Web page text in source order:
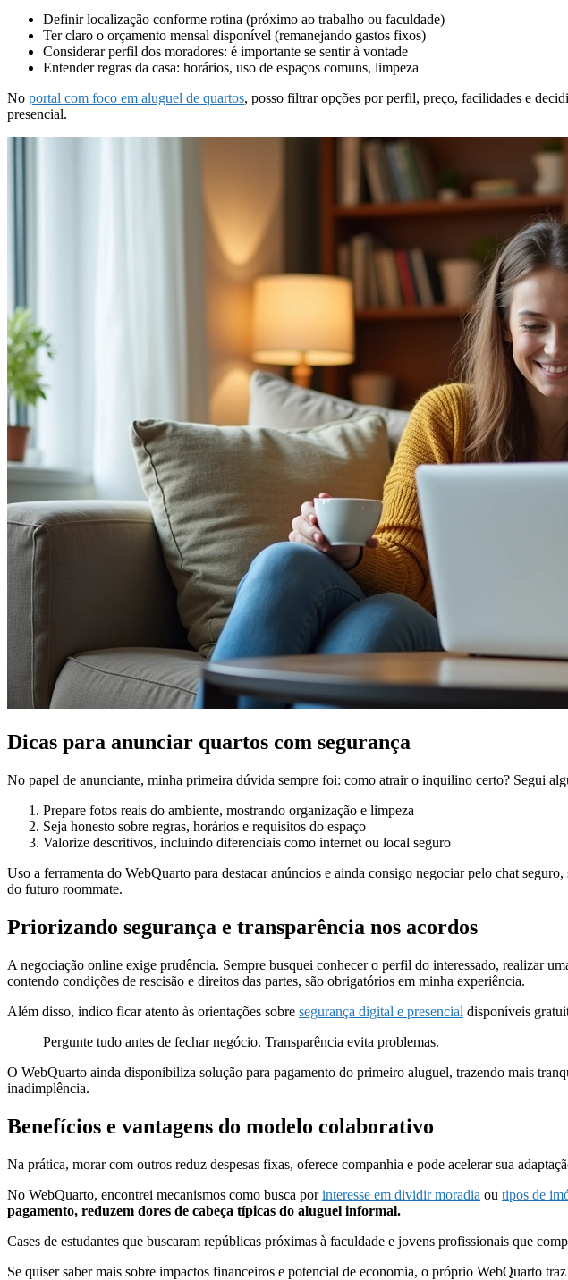
Definir localização conforme rotina (próximo ao trabalho ou faculdade)
Ter claro o orçamento mensal disponível (remanejando gastos fixos)
Considerar perfil dos moradores: é importante se sentir à vontade
Entender regras da casa: horários, uso de espaços comuns, limpeza
No portal com foco em aluguel de quartos, posso filtrar opções por perfil, preço, facilidades e
presencial.
Dicas para anunciar quartos com segurança
No papel de anunciante, minha primeira dúvida sempre foi: como atrair o inquilino certo? Segui
Prepare fotos reais do ambiente, mostrando organização e limpeza
Seja honesto sobre regras, horários e requisitos do espaço
Valorize descritivos, incluindo diferenciais como internet ou local seguro
Uso a ferramenta do WebQuarto para destacar anúncios e ainda consigo negociar pelo chat
do futuro roommate.
Priorizando segurança e transparência nos acordos
A negociação online exige prudência. Sempre busquei conhecer o perfil do interessado, realizar
contendo condições de rescisão e direitos das partes, são obrigatórios em minha experiência.
Além disso, indico ficar atento às orientações sobre segurança digital e presencial disponíveis
Pergunte tudo antes de fechar negócio. Transparência evita problemas.
O WebQuarto ainda disponibiliza solução para pagamento do primeiro aluguel, trazendo mais
inadimplência.
Benefícios e vantagens do modelo colaborativo
Na prática, morar com outros reduz despesas fixas, oferece companhia e pode acelerar sua
No WebQuarto, encontrei mecanismos como busca porinteresse em dividir moradia ou tipos de
pagamento, reduzem dores de cabeça típicas do aluguel informal.
Cases de estudantes que buscaram repúblicas próximas à faculdade e jovens profissionais que
Se quiser saber mais sobre impactos financeiros e potencial de economia, o próprio WebQuarto